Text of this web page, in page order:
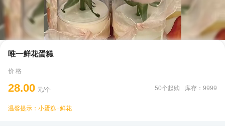
唯一鲜花蛋糕
价 格
28.00 元/个 库存：9999
50个起购
温馨提示：小蛋糕+鲜花